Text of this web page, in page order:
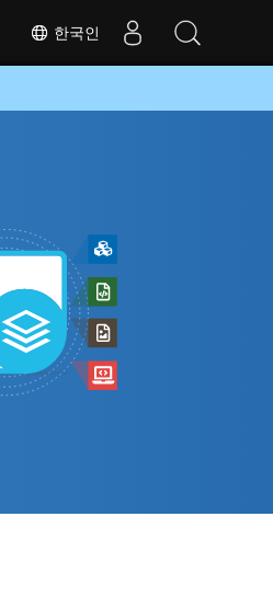
한국인